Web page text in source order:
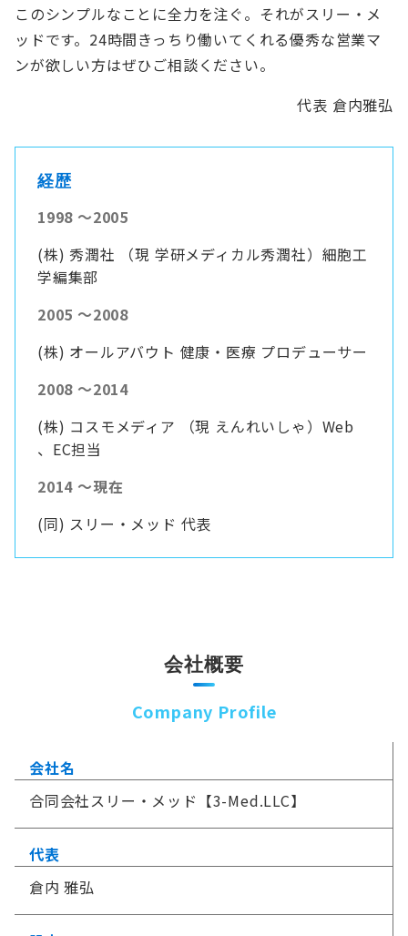
このシンプルなことに全力を注ぐ。それがスリー・メ
ッドです。24時間きっちり働いてくれる優秀な営業マ
ンが欲しい方はぜひご相談ください。
代表 倉内雅弘
経歴
1998 ～2005
(株) 秀潤社 （現 学研メディカル秀潤社）細胞工
学編集部
2005 ～2008
(株) オールアバウト 健康・医療 プロデューサー
2008 ～2014
(株) コスモメディア （現 えんれいしゃ）Web
、EC担当
2014 ～現在
(同) スリー・メッド 代表
会社概要
Company Profile
会社名
合同会社スリー・メッド【3-Med.LLC】
代表
倉内 雅弘